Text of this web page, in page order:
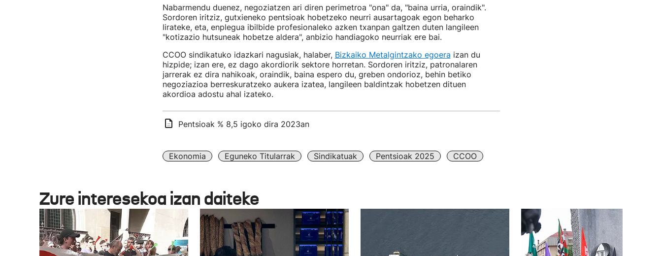
Nabarmendu duenez, negoziatzen ari diren perimetroa "ona" da, "baina urria, oraindik".
Sordoren iritziz, gutxieneko pentsioak hobetzeko neurri ausartagoak egon beharko
lirateke, eta, enplegua ibilbide profesionaleko azken txanpan galtzen duten langileen
"kotizazio hutsuneak hobetze aldera", anbizio handiagoko neurriak ere bai.
CCOO sindikatuko idazkari nagusiak, halaber, Bizkaiko Metalgintzako egoera izan du
hizpide; izan ere, ez dago akordiorik sektore horretan. Sordoren iritziz, patronalaren
jarrerak ez dira nahikoak, oraindik, baina espero du, greben ondorioz, behin betiko
negoziazioa berreskuratzeko aukera izatea, langileen baldintzak hobetzen dituen
akordioa adostu ahal izateko.
Pentsioak % 8,5 igoko dira 2023an
Ekonomia Eguneko Titularrak Sindikatuak Pentsioak 2025 CCOO
Zure interesekoa izan daiteke